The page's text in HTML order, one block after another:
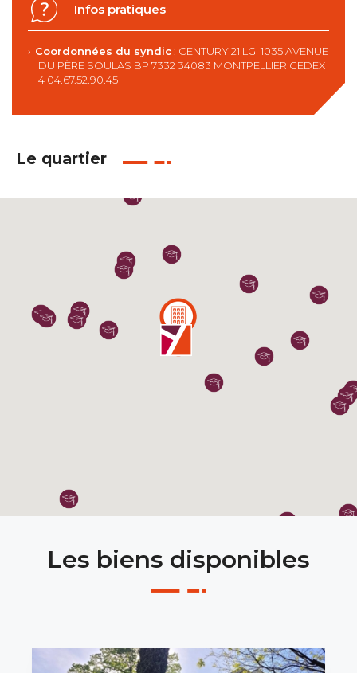
Infos pratiques
Coordonnées du syndic: CENTURY 21 LGI 1035 AVENUE
DU PÈRE SOULAS BP 7332 34083 MONTPELLIER CEDEX
4 04.67.52.90.45
Le quartier
Les biens disponibles